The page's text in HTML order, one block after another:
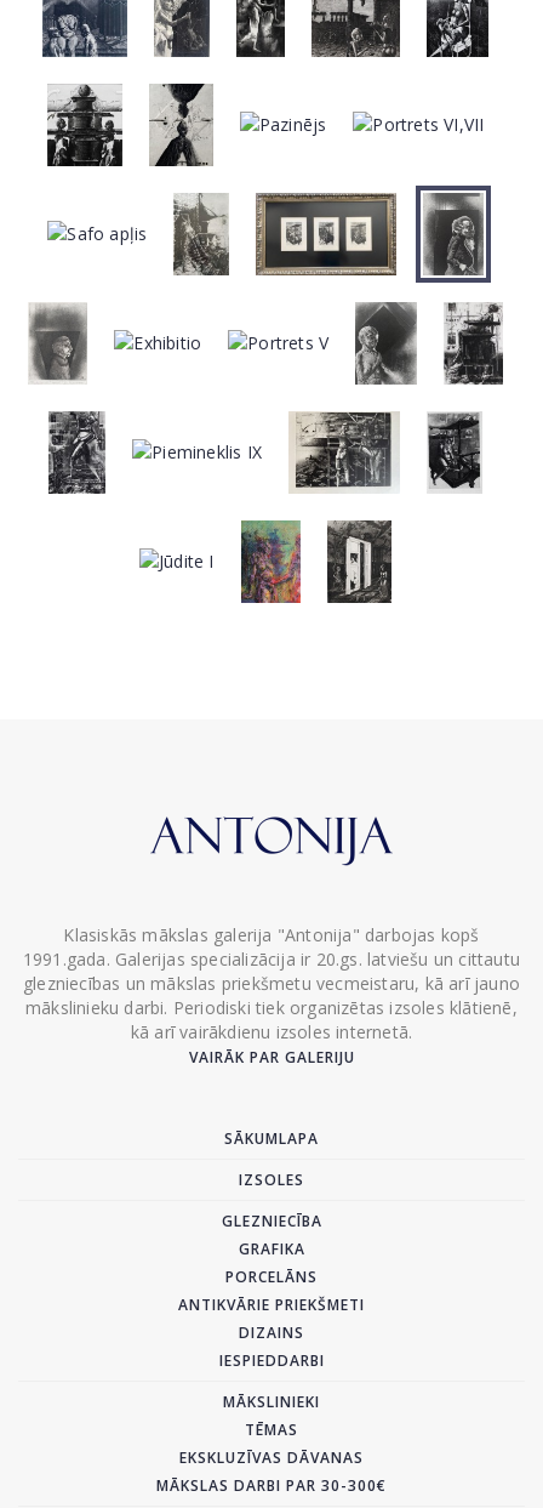
Klasiskās mākslas galerija "Antonija" darbojas kopš
1991.gada. Galerijas specializācija ir 20.gs. latviešu un cittautu
glezniecības un mākslas priekšmetu vecmeistaru, kā arī jauno
mākslinieku darbi. Periodiski tiek organizētas izsoles klātienē,
kā arī vairākdienu izsoles internetā.
VAIRĀK PAR GALERIJU
SĀKUMLAPA
IZSOLES
GLEZNIECĪBA
GRAFIKA
PORCELĀNS
ANTIKVĀRIE PRIEKŠMETI
DIZAINS
IESPIEDDARBI
MĀKSLINIEKI
TĒMAS
EKSKLUZĪVAS DĀVANAS
MĀKSLAS DARBI PAR 30-300€